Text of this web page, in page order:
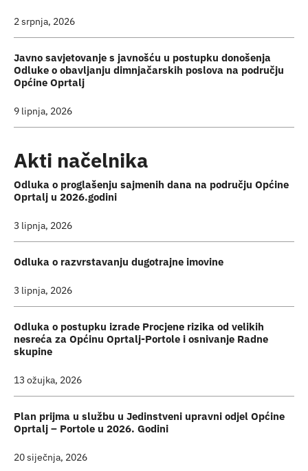
2 srpnja, 2026
Javno savjetovanje s javnošću u postupku donošenja
Odluke o obavljanju dimnjačarskih poslova na području
Općine Oprtalj
9 lipnja, 2026
Akti načelnika
Odluka o proglašenju sajmenih dana na području Općine
Oprtalj u 2026.godini
3 lipnja, 2026
Odluka o razvrstavanju dugotrajne imovine
3 lipnja, 2026
Odluka o postupku izrade Procjene rizika od velikih
nesreća za Općinu Oprtalj-Portole i osnivanje Radne
skupine
13 ožujka, 2026
Plan prijma u službu u Jedinstveni upravni odjel Općine
Oprtalj – Portole u 2026. Godini
20 siječnja, 2026